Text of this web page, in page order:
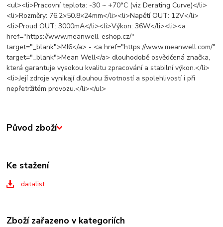
<ul><li>Pracovní teplota: -30 ~ +70°C (viz Derating Curve)</li>
<li>Rozměry: 76.2×50.8×24mm</li><li>Napětí OUT: 12V</li>
<li>Proud OUT: 3000mA</li><li>Výkon: 36W</li><li><a
href="https://www.meanwell-eshop.cz/"
target="_blank">MI6</a> - <a href="https://www.meanwell.com/"
target="_blank">Mean Well</a> dlouhodobě osvědčená značka,
která garantuje vysokou kvalitu zpracování a stabilní výkon.</li>
<li>Její zdroje vynikají dlouhou životností a spolehlivostí i při
nepřetržitém provozu.</li></ul>
Původ zboží
Ke stažení
datalist
Zboží zařazeno v kategoriích